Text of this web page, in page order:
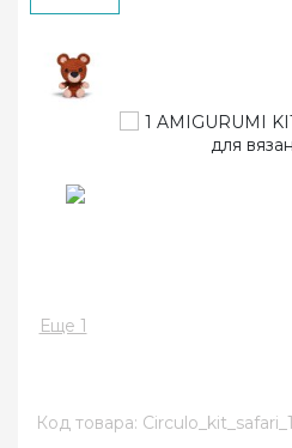
Еще 1
Код товара: Circulo_kit_safari_1